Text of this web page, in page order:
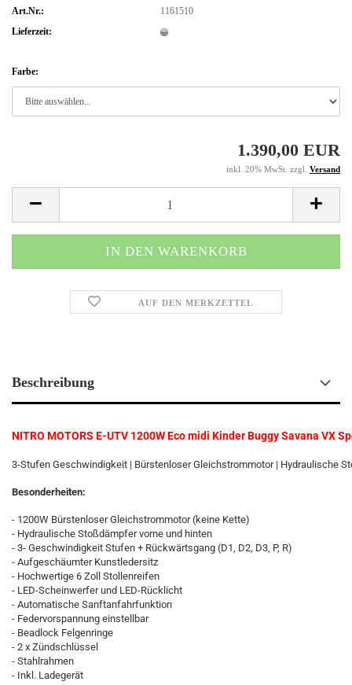
Art.Nr.:
1161510
Lieferzeit:
Farbe:
1.390,00 EUR
inkl. 20% MwSt. zzgl. Versand
AUF DEN MERKZETTEL
Beschreibung
NITRO MOTORS E-UTV 1200W Eco midi Kinder Buggy Savana VX
3-Stufen Geschwindigkeit | Bürstenloser Gleichstrommotor | Hydraulische
Besonderheiten:
- 1200W Bürstenloser Gleichstrommotor (keine Kette)
- Hydraulische Stoßdämpfer vorne und hinten
- 3- Geschwindigkeit Stufen + Rückwärtsgang (D1, D2, D3, P, R)
- Aufgeschäumter Kunstledersitz
- Hochwertige 6 Zoll Stollenreifen
- LED-Scheinwerfer und LED-Rücklicht
- Automatische Sanftanfahrfunktion
- Federvorspannung einstellbar
- Beadlock Felgenringe
- 2 x Zündschlüssel
- Stahlrahmen
- Inkl. Ladegerät